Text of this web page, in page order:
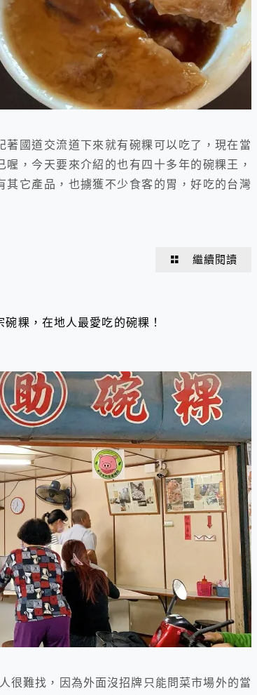
國道交流道下來就有碗粿可以吃了，現在當
，今天要來介紹的也有四十多年的碗粿王，
它產品，也擄獲不少食客的胃，好吃的台灣
繼續閱讀
粿，在地人最愛吃的碗粿！
很難找，因為外面沒招牌只能問菜市場外的當